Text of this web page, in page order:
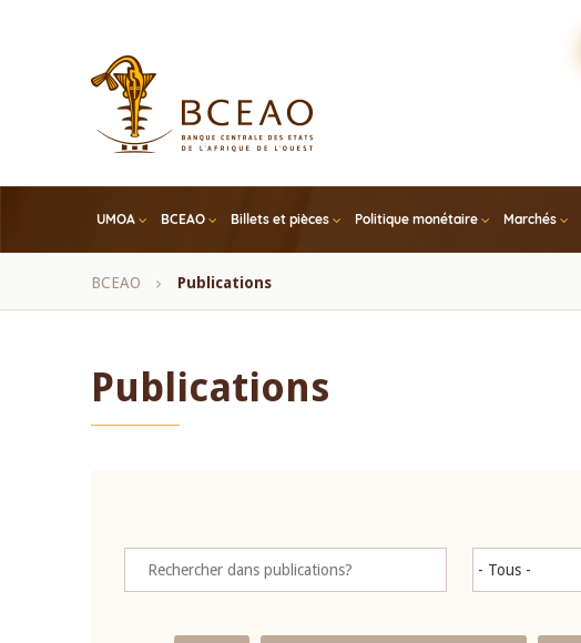
UMOA BCEAO Billets et pièces Politique monétaire Marchés
Fil
BCEAO Publications
Publications